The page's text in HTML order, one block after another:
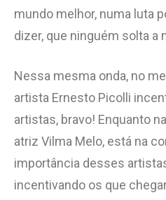
mundo melhor, numa luta
dizer, que ninguém solta a
Nessa mesma onda, no
artista Ernesto Picolli
artistas, bravo! Enquanto
atriz Vilma Melo, está na
importância desses
incentivando os que